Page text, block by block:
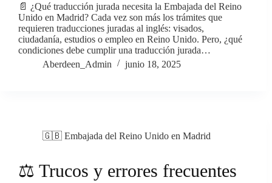
📄 ¿Qué traducción jurada necesita la Embajada del Reino
Unido en Madrid? Cada vez son más los trámites que
requieren traducciones juradas al inglés: visados,
ciudadanía, estudios o empleo en Reino Unido. Pero, ¿qué
condiciones debe cumplir una traducción jurada…
Aberdeen_Admin
junio 18, 2025
🇬🇧 Embajada del Reino Unido en Madrid
⚖️ Trucos y errores frecuentes